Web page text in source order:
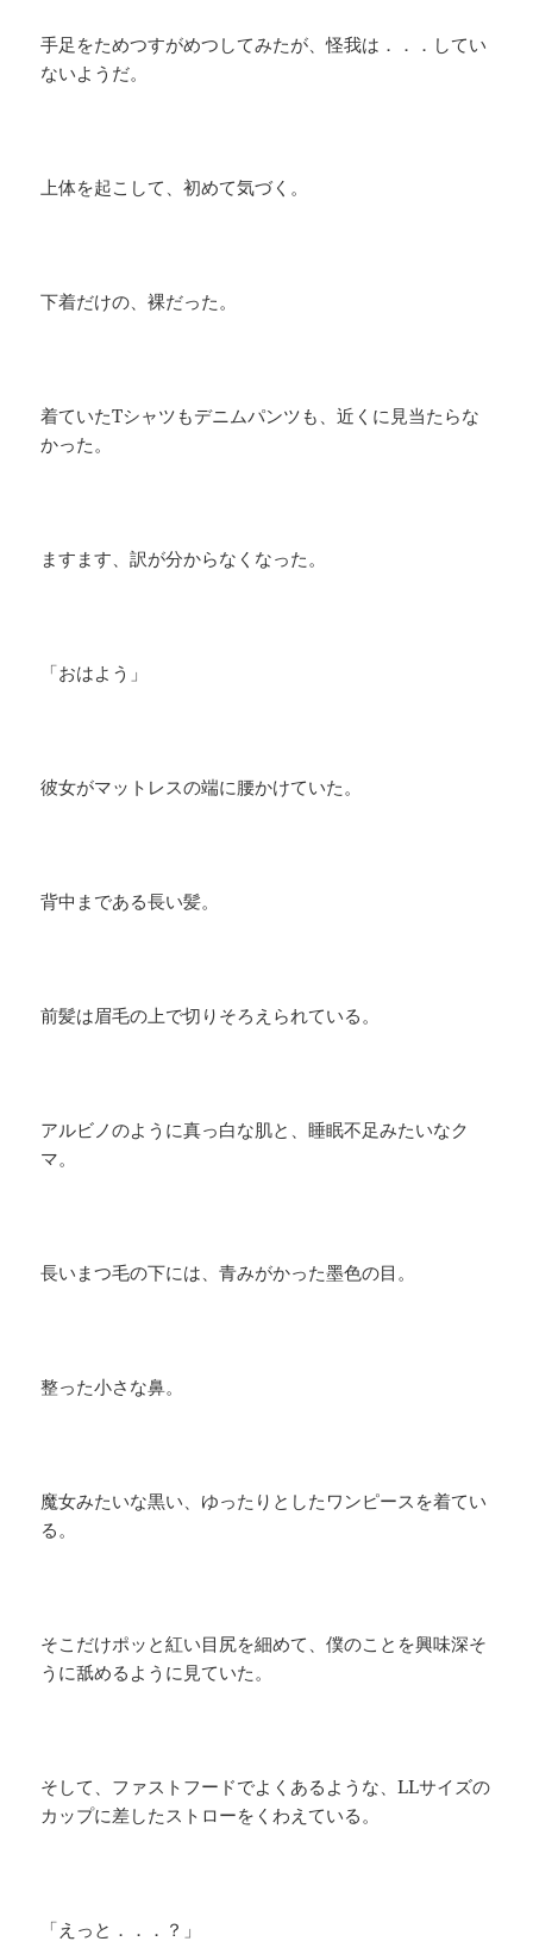
手足をためつすがめつしてみたが、怪我は．．．してい
ないようだ。
上体を起こして、初めて気づく。
下着だけの、裸だった。
着ていたTシャツもデニムパンツも、近くに見当たらな
かった。
ますます、訳が分からなくなった。
「おはよう」
彼女がマットレスの端に腰かけていた。
背中まである長い髪。
前髪は眉毛の上で切りそろえられている。
アルビノのように真っ白な肌と、睡眠不足みたいなク
マ。
長いまつ毛の下には、青みがかった墨色の目。
整った小さな鼻。
魔女みたいな黒い、ゆったりとしたワンピースを着てい
る。
そこだけポッと紅い目尻を細めて、僕のことを興味深そ
うに舐めるように見ていた。
そして、ファストフードでよくあるような、LLサイズの
カップに差したストローをくわえている。
「えっと．．．？」